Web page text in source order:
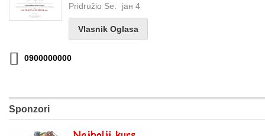
Pridružio Se: јан 4
Vlasnik Oglasa
0900000000
Sponzori